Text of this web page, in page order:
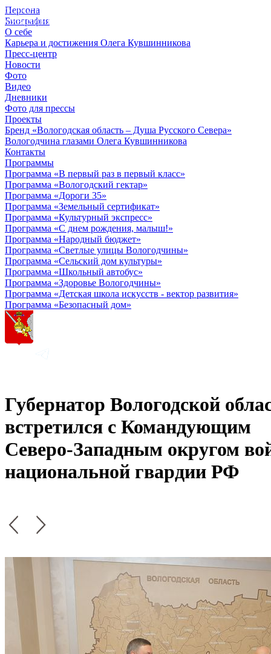
Персона
Биография
О себе
Карьера и достижения Олега Кувшинникова
Пресс-центр
Новости
Фото
Видео
Дневники
Фото для прессы
Проекты
Бренд «Вологодская область – Душа Русского Севера»
Вологодчина глазами Олега Кувшинникова
Контакты
Программы
Программа «В первый раз в первый класс»
Программа «Вологодский гектар»
Программа «Дороги 35»
Программа «Земельный сертификат»
Программа «Культурный экспресс»
Программа «С днем рождения, малыш!»
Программа «Народный бюджет»
Программа «Светлые улицы Вологодчины»
Программа «Сельский дом культуры»
Программа «Школьный автобус»
Программа «Здоровье Вологодчины»
Программа «Детская школа искусств - вектор развития»
Программа «Безопасный дом»
Губернатор Вологодской
встретился с Командующим
Северо-Западным округом
национальной гвардии РФ
© 2012 - 2023,
КУВШИННИКОВ О.А.